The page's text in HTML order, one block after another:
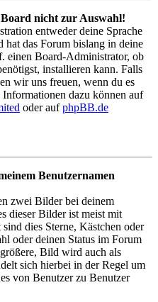
Board nicht zur Auswahl!
entweder deine Sprache
hat das Forum bislang in deine
einen Board-Administrator, ob
installieren kann. Falls
wir uns freuen, wenn du es
dazu können auf
oder aufphpBB.de
Benutzernamen
zwei Bilder bei deinem
dieser Bilder ist meist mit
dies Sterne, Kästchen oder
oder deinen Status im Forum
Bild wird auch als
sich hierbei in der Regel um
von Benutzer zu Benutzer